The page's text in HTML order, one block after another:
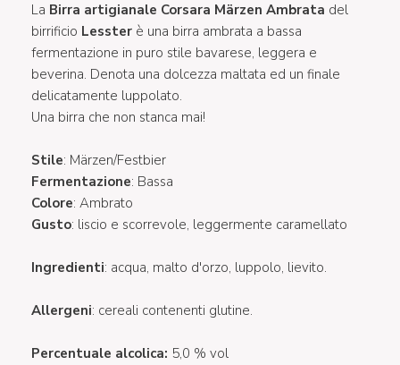
La Birra artigianale Corsara Märzen Ambrata del
birrificio Lesster è una birra ambrata a bassa
fermentazione in puro stile bavarese, leggera e
beverina. Denota una dolcezza maltata ed un finale
delicatamente luppolato.
Una birra che non stanca mai!
Stile: Märzen/Festbier
Fermentazione: Bassa
Colore: Ambrato
Gusto: liscio e scorrevole, leggermente caramellato
Ingredienti: acqua, malto d'orzo, luppolo, lievito.
Allergeni: cereali contenenti glutine.
Percentuale alcolica: 5,0 % vol